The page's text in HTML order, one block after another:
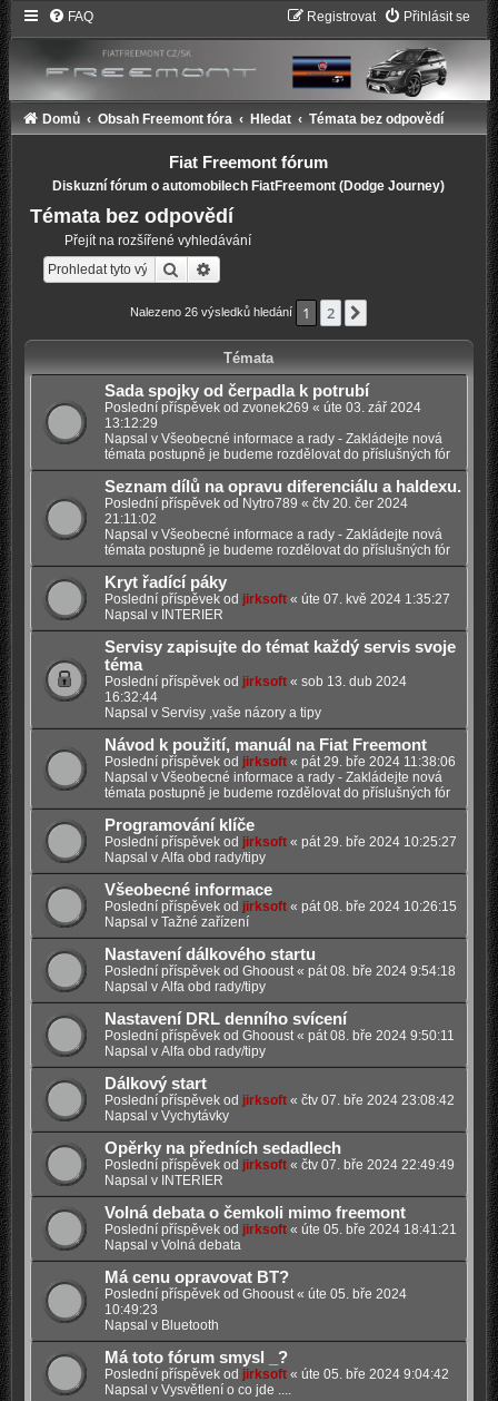
FAQ Přihlásit se
Registrovat
Domů Obsah Freemont fóra Hledat Témata bez odpovědí
Fiat Freemont fórum
Diskuzní fórum o automobilech FiatFreemont (Dodge Journey)
Témata bez odpovědí
Přejít na rozšířené vyhledávání
Hledat
Nalezeno 26 výsledků hledání 1 2
Témata
Sada spojky od čerpadla k potrubí
Poslední příspěvek od zvonek269 « úte 03. zář 2024
13:12:29
Napsal v Všeobecné informace a rady - Zakládejte nová
témata postupně je budeme rozdělovat do příslušných fór
Seznam dílů na opravu diferenciálu a haldexu.
Poslední příspěvek od Nytro789 « čtv 20. čer 2024
21:11:02
Napsal v Všeobecné informace a rady - Zakládejte nová
témata postupně je budeme rozdělovat do příslušných fór
Kryt řadící páky
Poslední příspěvek od jirksoft« úte 07. kvě 2024 1:35:27
Napsal v INTERIER
Servisy zapisujte do témat každý servis svoje
téma
Poslední příspěvek od jirksoft« sob 13. dub 2024
16:32:44
Napsal v Servisy ,vaše názory a tipy
Návod k použití, manuál na Fiat Freemont
Poslední příspěvek od jirksoft« pát 29. bře 2024 11:38:06
Napsal v Všeobecné informace a rady - Zakládejte nová
témata postupně je budeme rozdělovat do příslušných fór
Programování klíče
Poslední příspěvek od jirksoft« pát 29. bře 2024 10:25:27
Napsal v Alfa obd rady/tipy
Všeobecné informace
Poslední příspěvek od jirksoft« pát 08. bře 2024 10:26:15
Napsal v Tažné zařízení
Nastavení dálkového startu
Poslední příspěvek od Ghooust« pát 08. bře 2024 9:54:18
Napsal v Alfa obd rady/tipy
Nastavení DRL denního svícení
Poslední příspěvek od Ghooust« pát 08. bře 2024 9:50:11
Napsal v Alfa obd rady/tipy
Dálkový start
Poslední příspěvek od jirksoft« čtv 07. bře 2024 23:08:42
Napsal v Vychytávky
Opěrky na předních sedadlech
Poslední příspěvek od jirksoft« čtv 07. bře 2024 22:49:49
Napsal v INTERIER
Volná debata o čemkoli mimo freemont
Poslední příspěvek od jirksoft« úte 05. bře 2024 18:41:21
Napsal v Volná debata
Má cenu opravovat BT?
Poslední příspěvek od Ghooust« úte 05. bře 2024
10:49:23
Napsal v Bluetooth
Má toto fórum smysl _?
Poslední příspěvek od jirksoft« úte 05. bře 2024 9:04:42
Napsal v Vysvětlení o co jde ....